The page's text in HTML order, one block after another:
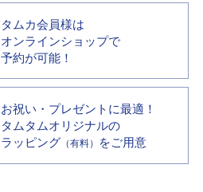
タムカ会員様は
オンラインショップで
予約が可能！
お祝い・プレゼントに最適！
タムタムオリジナルの
ラッピング （有料） をご用意